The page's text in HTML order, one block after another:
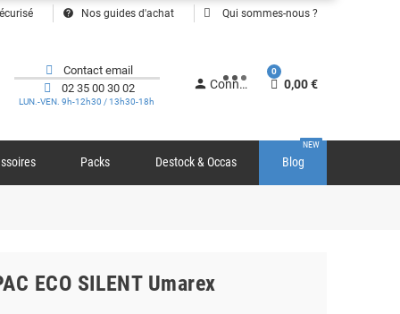
help Nos guides d'achat Qui sommes-nous ?
Contact email
02 35 00 30 02
LUN.-VEN. 9h-12h30 / 13h30-18h
person Connexion
0
0,00 €
Packs Destock & Occas Blog
NEW
ECO SILENT Umarex